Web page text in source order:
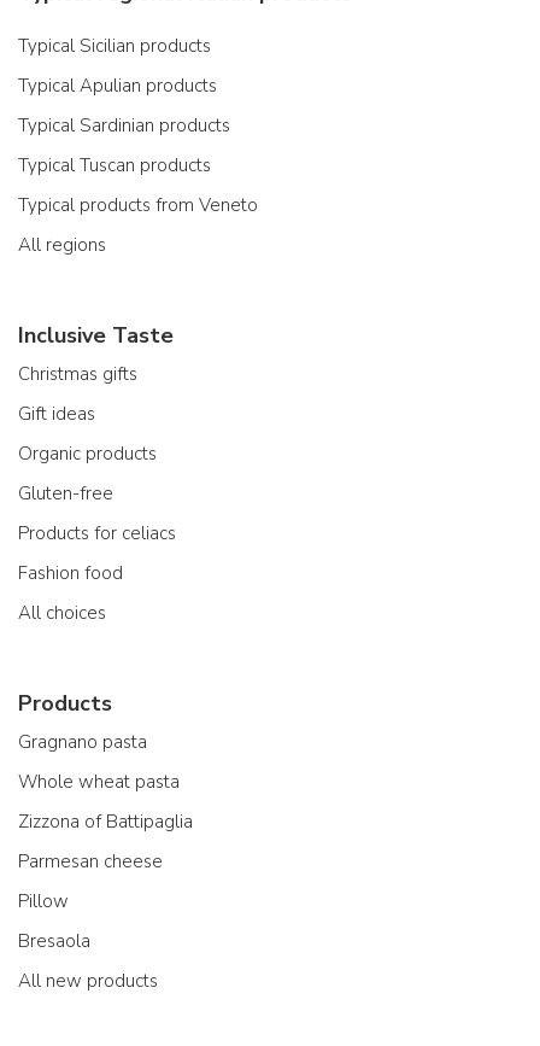
Typical Sicilian products
Typical Apulian products
Typical Sardinian products
Typical Tuscan products
Typical products from Veneto
All regions
Inclusive Taste
Christmas gifts
Gift ideas
Organic products
Gluten-free
Products for celiacs
Fashion food
All choices
Products
Gragnano pasta
Whole wheat pasta
Zizzona of Battipaglia
Parmesan cheese
Pillow
Bresaola
All new products